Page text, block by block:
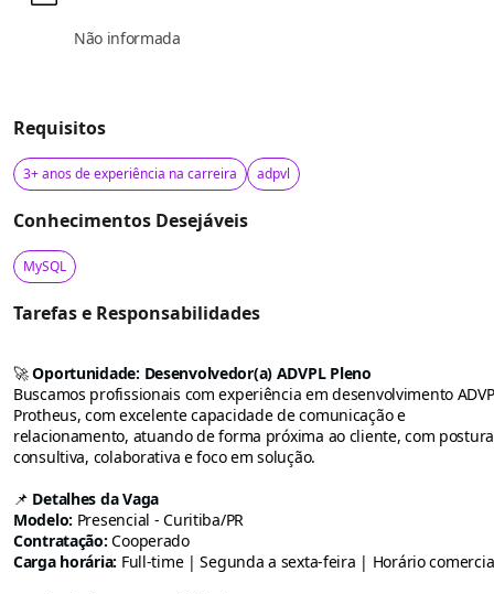
Não informada
Requisitos
3+ anos de experiência na carreira adpvl
Conhecimentos Desejáveis
MySQL
Tarefas e Responsabilidades
🚀Oportunidade: Desenvolvedor(a) ADVPL Pleno
Buscamos profissionais com experiência em desenvolvimento
Protheus, com excelente capacidade de comunicação e
relacionamento, atuando de forma próxima ao cliente, com postura
consultiva, colaborativa e foco em solução.
📌 Detalhes da Vaga
Modelo: Presencial - Curitiba/PR
Contratação: Cooperado
Carga horária: Full-time | Segunda a sexta-feira | Horário